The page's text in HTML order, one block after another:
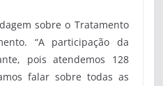
sobre o Tratamento
“A participação da
pois atendemos 128
falar sobre todas as